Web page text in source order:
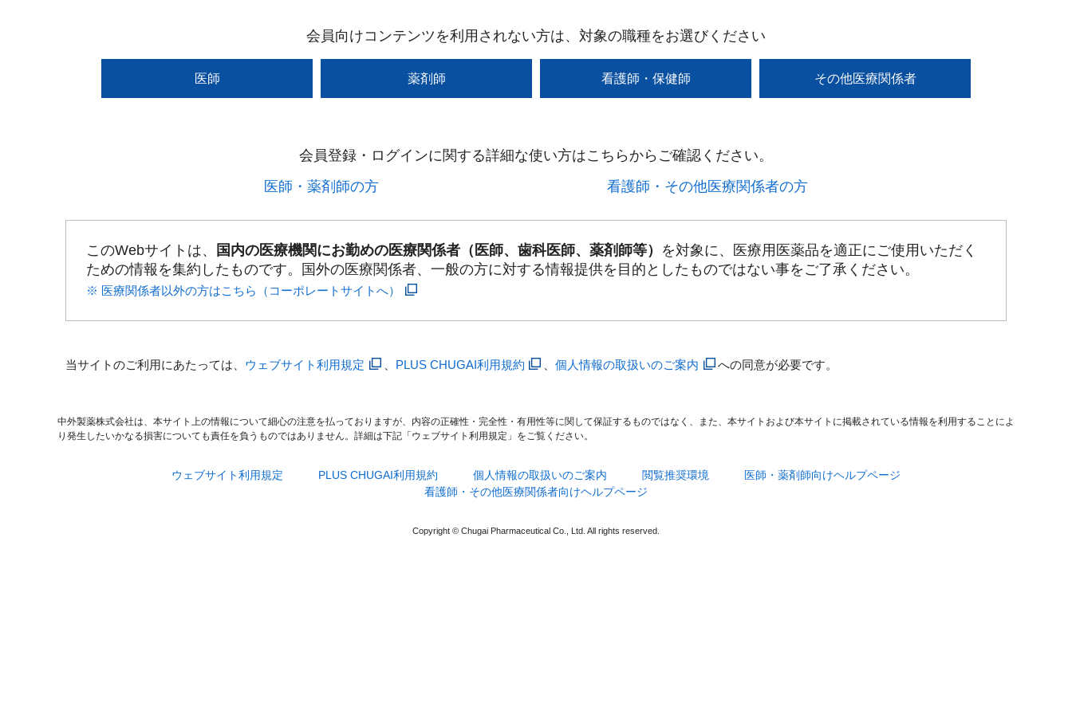
会員向けコンテンツを利用されない方は、対象の職種をお選びください
医師 薬剤師 看護師・保健師 その他医療関係者
会員登録・ログインに関する詳細な使い方はこちらからご確認ください。​
医師・薬剤師の方​
看護師・その他医療関係者の方​
このWebサイトは、 国内の医療機関にお勤めの医療関係者（医師、歯科医師、薬剤師等） を対象に、医療用医薬品を適正にご使用いただく
ための情報を集約したものです。国外の医療関係者、一般の方に対する情報提供を目的としたものではない事をご了承ください。
※ 医療関係者以外の方はこちら（コーポレートサイトへ）
当サイトのご利用にあたっては、 ウェブサイト利用規定 PLUS CHUGAI利用規約 、個人情報の取扱いのご案内 への同意が必要です。
中外製薬株式会社は、本サイト上の情報について細心の注意を払っておりますが、内容の正確性・完全性・有用性等に関して保証するものではなく、また、本サイトおよび本サイトに掲載されている情報を利用することによ
り発生したいかなる損害についても責任を負うものではありません。詳細は下記「ウェブサイト利用規定」をご覧ください。
ウェブサイト利用規定 PLUS CHUGAI利用規約 個人情報の取扱いのご案内 閲覧推奨環境
医師・薬剤師向けヘルプページ
看護師・その他医療関係者向けヘルプページ
Copyright © Chugai Pharmaceutical Co., Ltd. All rights reserved.